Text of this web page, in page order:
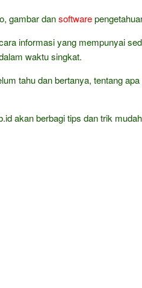
gambar dansoftware
informasi yang mempunyai
waktu singkat.
tahu dan bertanya, tentang
akan berbagi tips dan trik